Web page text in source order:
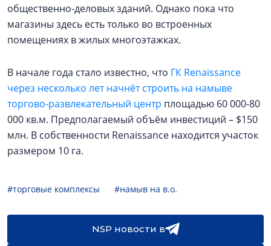
общественно-деловых зданий. Однако пока что
магазины здесь есть только во встроенных
помещениях в жилых многоэтажках.
В начале года стало известно, что ГК Renaissance
через несколько лет начнёт строить на намыве
торгово-развлекательный центр площадью 60 000-80
000 кв.м. Предполагаемый объём инвестиций – $150
млн. В собственности Renaissance находится участок
размером 10 га.
#торговые комплексы #намыв на в.о.
NSP новости в